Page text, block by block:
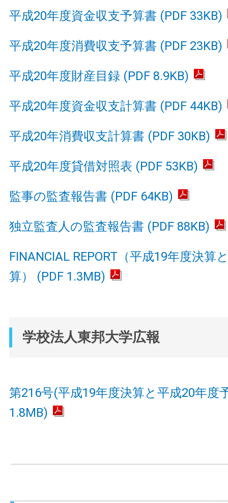
平成20年度資金収支予算書 (PDF 33KB)
平成20年度消費収支予算書 (PDF 23KB)
平成20年度財産目録 (PDF 8.9KB)
平成20年度資金収支計算書 (PDF 44KB)
平成20年消費収支計算書 (PDF 30KB)
平成20年度貸借対照表 (PDF 53KB)
監事の監査報告書 (PDF 64KB)
独立監査人の監査報告書 (PDF 88KB)
FINANCIAL REPORT（平成19年度決算
算） (PDF 1.3MB)
学校法人東邦大学広報
第216号(平成19年度決算と平成20年度
1.8MB)